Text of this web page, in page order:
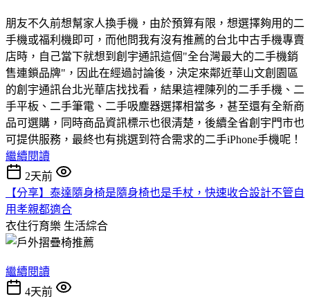
朋友不久前想幫家人換手機，由於預算有限，想選擇夠用的二
手機或福利機即可，而他問我有沒有推薦的台北中古手機專賣
店時，自己當下就想到創宇通訊這個"全台灣最大的二手機銷
售連鎖品牌"，因此在經過討論後，決定來鄰近華山文創園區
的創宇通訊台北光華店找找看，結果這裡陳列的二手手機、二
手平板、二手筆電、二手吸塵器選擇相當多，甚至還有全新商
品可選購，同時商品資訊標示也很清楚，後續全省創宇門市也
可提供服務，最終也有挑選到符合需求的二手iPhone手機呢！
繼續閱讀
2天前
【分享】泰達隨身椅是隨身椅也是手杖，快速收合設計不管自
用孝親都適合
衣住行育樂 生活綜合
繼續閱讀
4天前